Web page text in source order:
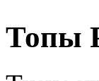
Топы